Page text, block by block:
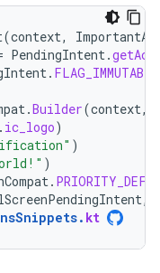
(context,
PendingIntent .
. FLAG_IMMUTABLE
.Builder(context,
. ic_logo)
)
)
.
,
. kt